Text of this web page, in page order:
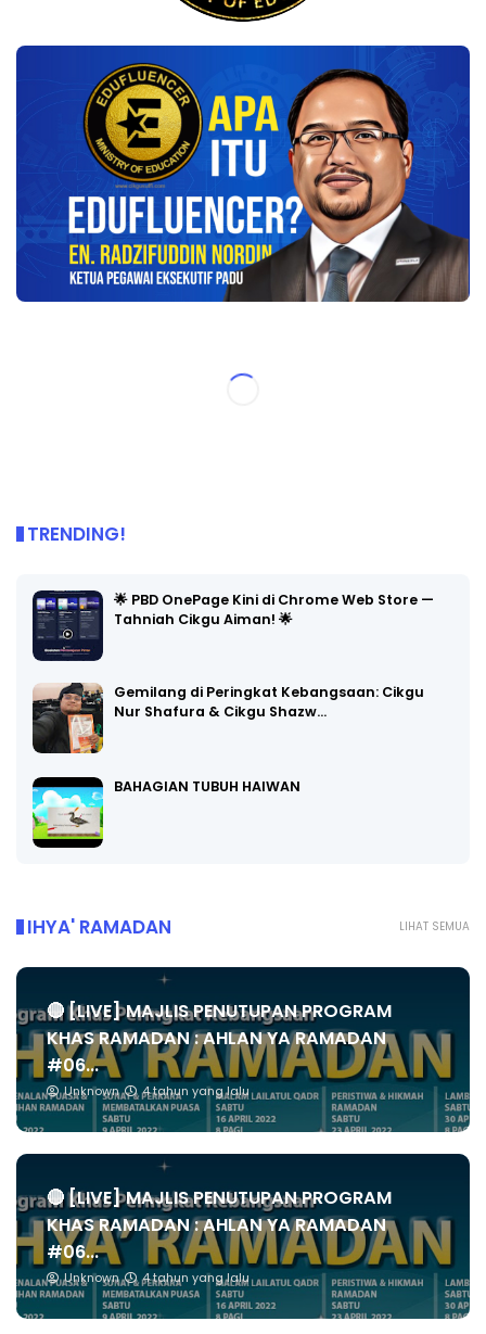
TRENDING!
🌟 PBD OnePage Kini di Chrome Web Store —
Tahniah Cikgu Aiman! 🌟
Gemilang di Peringkat Kebangsaan: Cikgu
Nur Shafura & Cikgu Shazw…
BAHAGIAN TUBUH HAIWAN
LIHAT SEMUA
IHYA' RAMADAN
🔴 [LIVE] MAJLIS PENUTUPAN PROGRAM
KHAS RAMADAN : AHLAN YA RAMADAN
#06...
Unknown 4 tahun yang lalu
🔴 [LIVE] MAJLIS PENUTUPAN PROGRAM
KHAS RAMADAN : AHLAN YA RAMADAN
#06...
Unknown 4 tahun yang lalu